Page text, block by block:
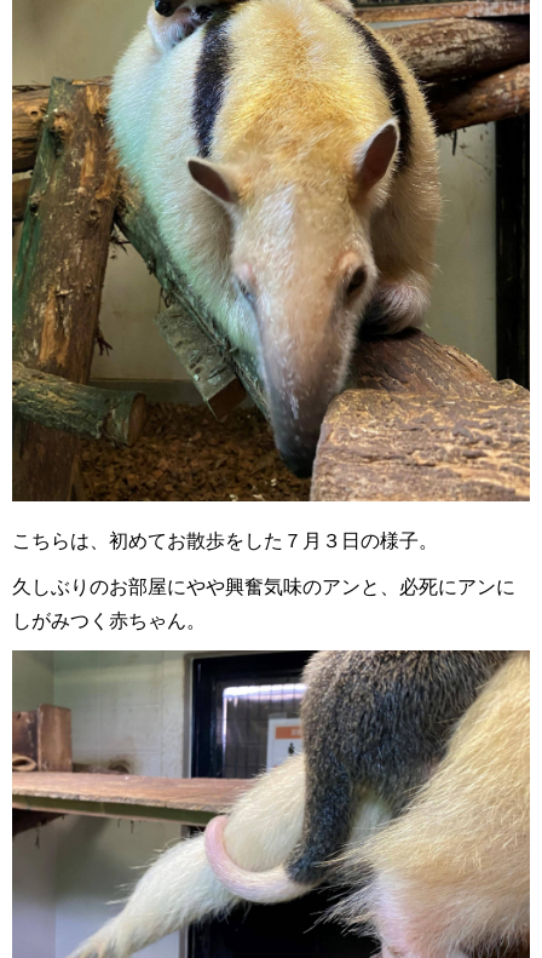
こちらは、初めてお散歩をした７月３日の様子。
久しぶりのお部屋にやや興奮気味のアンと、必死にアンに
しがみつく赤ちゃん。